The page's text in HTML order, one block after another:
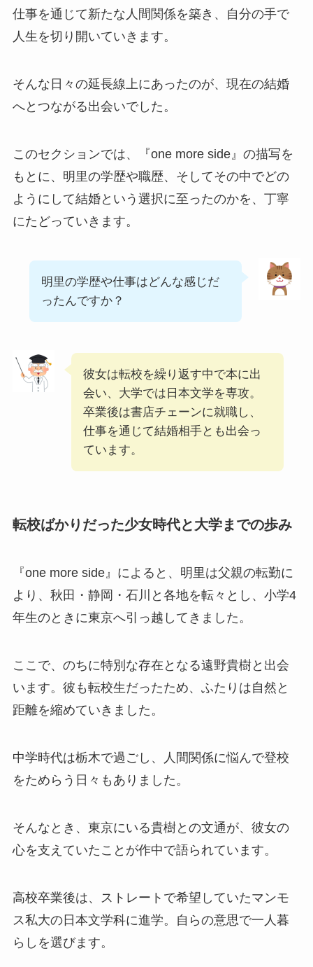
仕事を通じて新たな人間関係を築き、自分の手で
人生を切り開いていきます。
そんな日々の延長線上にあったのが、現在の結婚
へとつながる出会いでした。
このセクションでは、『one more side』の描写を
もとに、明里の学歴や職歴、そしてその中でどの
ようにして結婚という選択に至ったのかを、丁寧
にたどっていきます。
明里の学歴や仕事はどんな感じだ
ったんですか？
彼女は転校を繰り返す中で本に出
会い、大学では日本文学を専攻。
卒業後は書店チェーンに就職し、
仕事を通じて結婚相手とも出会っ
ています。
転校ばかりだった少女時代と大学までの歩み
『one more side』によると、明里は父親の転勤に
より、秋田・静岡・石川と各地を転々とし、小学4
年生のときに東京へ引っ越してきました。
ここで、のちに特別な存在となる遠野貴樹と出会
います。彼も転校生だったため、ふたりは自然と
距離を縮めていきました。
中学時代は栃木で過ごし、人間関係に悩んで登校
をためらう日々もありました。
そんなとき、東京にいる貴樹との文通が、彼女の
心を支えていたことが作中で語られています。
高校卒業後は、ストレートで希望していたマンモ
ス私大の日本文学科に進学。自らの意思で一人暮
らしを選びます。